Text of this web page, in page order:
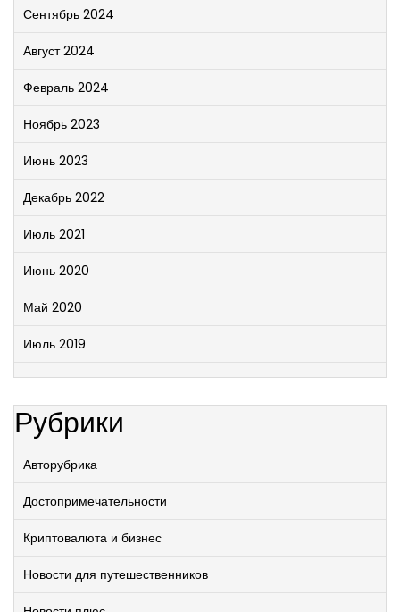
Сентябрь 2024
Август 2024
Февраль 2024
Ноябрь 2023
Июнь 2023
Декабрь 2022
Июль 2021
Июнь 2020
Май 2020
Июль 2019
Рубрики
Авторубрика
Достопримечательности
Криптовалюта и бизнес
Новости для путешественников